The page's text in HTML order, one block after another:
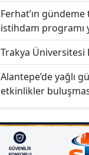
Ferhat’ın gündeme
istihdam
Trakya Üniversitesi
Alantepe’de yağlı
etkinlikler